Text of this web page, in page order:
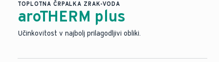
TOPLOTNA ČRPALKA ZRAK-VODA
aroTHERM plus
Učinkovitost v najbolj prilagodljivi obliki.